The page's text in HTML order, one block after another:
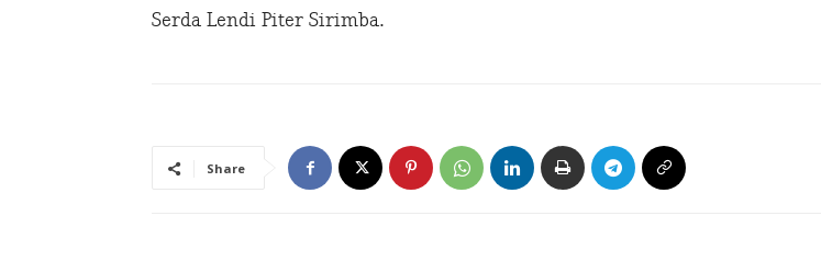
Serda Lendi Piter Sirimba.
Share